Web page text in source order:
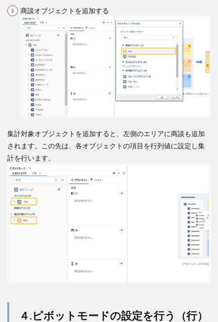
商談オブジェクトを追加する
集計対象オブジェクトを追加すると、左側のエリアに商談も追加
されます。この先は、各オブジェクトの項目を行列値に設定し集
計を行います。
４.ピボットモードの設定を行う（行）